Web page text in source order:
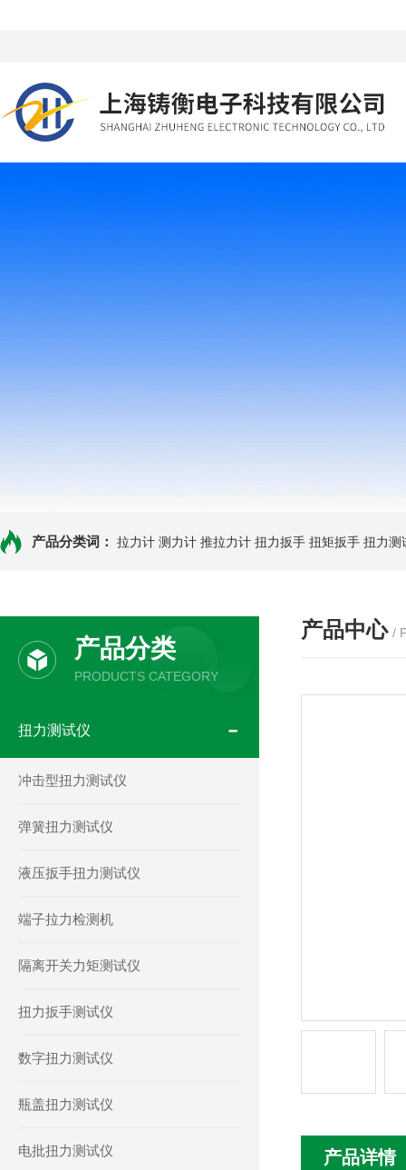
产品分类词： 拉力计 测力计 推拉力计 扭力扳手 扭矩扳手 扭力测
产品分类
PRODUCTS CATEGORY
扭力测试仪
冲击型扭力测试仪
弹簧扭力测试仪
液压扳手扭力测试仪
端子拉力检测机
隔离开关力矩测试仪
扭力扳手测试仪
数字扭力测试仪
瓶盖扭力测试仪
电批扭力测试仪
产品中心 /
产品详情